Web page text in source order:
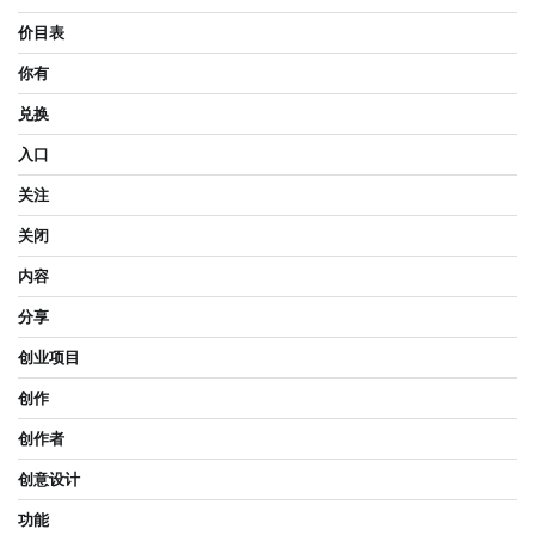
价目表
你有
兑换
入口
关注
关闭
内容
分享
创业项目
创作
创作者
创意设计
功能